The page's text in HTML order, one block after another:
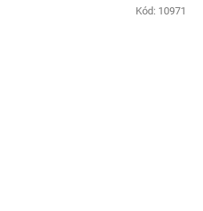
Kód: 10971